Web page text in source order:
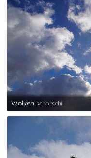
Wolken schorschii